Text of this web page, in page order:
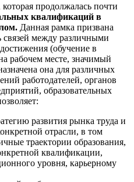
продолжалась почти
квалификаций в
Данная рамка призвана
связей между различными
(обучение в
рабочем месте, значимый
она для различных
работодателей, органов
образовательных
развития рынка труда и
отрасли, в том
траектории образования,
квалификации,
уровня, карьерному